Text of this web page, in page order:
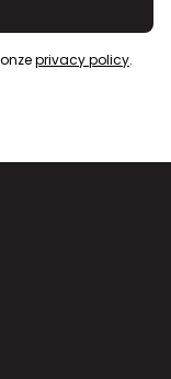
privacy policy.